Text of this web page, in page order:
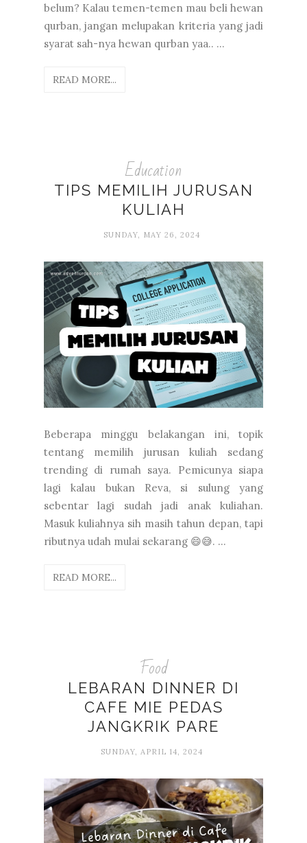
belum? Kalau temen-temen mau beli hewan
qurban, jangan melupakan kriteria yang jadi
syarat sah-nya hewan qurban yaa.. ...
READ MORE...
Education
TIPS MEMILIH JURUSAN
KULIAH
SUNDAY, MAY 26, 2024
Beberapa minggu belakangan ini, topik
tentang memilih jurusan kuliah sedang
trending di rumah saya. Pemicunya siapa
lagi kalau bukan Reva, si sulung yang
sebentar lagi sudah jadi anak kuliahan.
Masuk kuliahnya sih masih tahun depan, tapi
ributnya udah mulai sekarang 😄😅. ...
READ MORE...
Food
LEBARAN DINNER DI
CAFE MIE PEDAS
JANGKRIK PARE
SUNDAY, APRIL 14, 2024